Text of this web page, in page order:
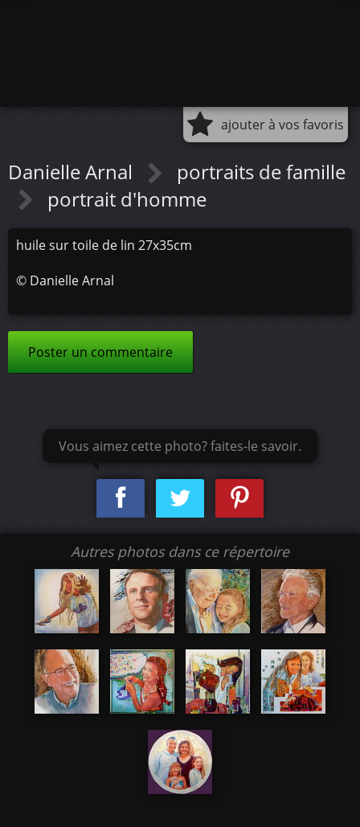
ajouter à vos favoris
Danielle Arnal
portraits de famille
portrait d'homme
huile sur toile de lin 27x35cm
© Danielle Arnal
Poster un commentaire
Vous aimez cette photo? faites-le savoir.
Autres photos dans ce répertoire